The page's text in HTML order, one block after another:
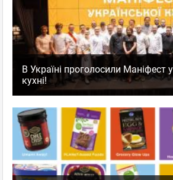
В Україні проголосили Маніфест
кухні!